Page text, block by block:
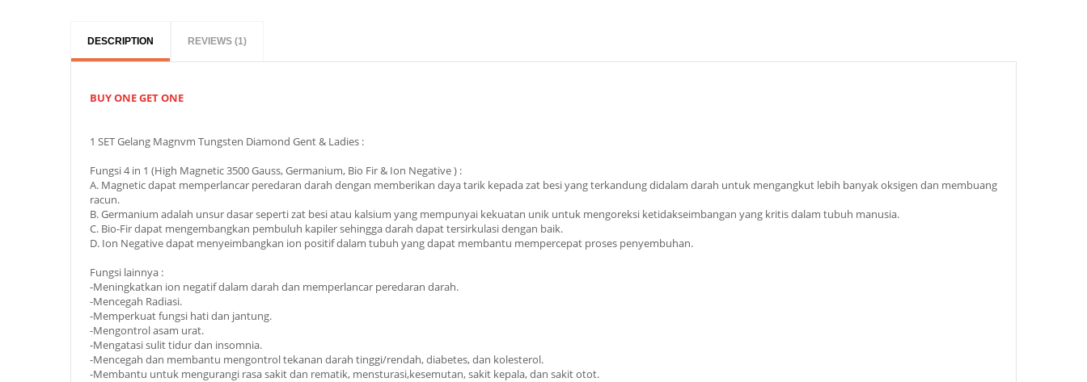
DESCRIPTION REVIEWS (1)
BUY ONE GET ONE
1 SET Gelang Magnvm Tungsten Diamond Gent & Ladies :
Fungsi 4 in 1 (High Magnetic 3500 Gauss, Germanium, Bio Fir & Ion Negative ) :
A. Magnetic dapat memperlancar peredaran darah dengan memberikan daya tarik kepada zat besi yang terkandung didalam darah untuk mengangkut lebih banyak oksigen dan membuang
racun.
B. Germanium adalah unsur dasar seperti zat besi atau kalsium yang mempunyai kekuatan unik untuk mengoreksi ketidakseimbangan yang kritis dalam tubuh manusia.
C. Bio-Fir dapat mengembangkan pembuluh kapiler sehingga darah dapat tersirkulasi dengan baik.
D. Ion Negative dapat menyeimbangkan ion positif dalam tubuh yang dapat membantu mempercepat proses penyembuhan.
Fungsi lainnya :
-Meningkatkan ion negatif dalam darah dan memperlancar peredaran darah.
-Mencegah Radiasi.
-Memperkuat fungsi hati dan jantung.
-Mengontrol asam urat.
-Mengatasi sulit tidur dan insomnia.
-Mencegah dan membantu mengontrol tekanan darah tinggi/rendah, diabetes, dan kolesterol.
-Membantu untuk mengurangi rasa sakit dan rematik, mensturasi,kesemutan, sakit kepala, dan sakit otot.